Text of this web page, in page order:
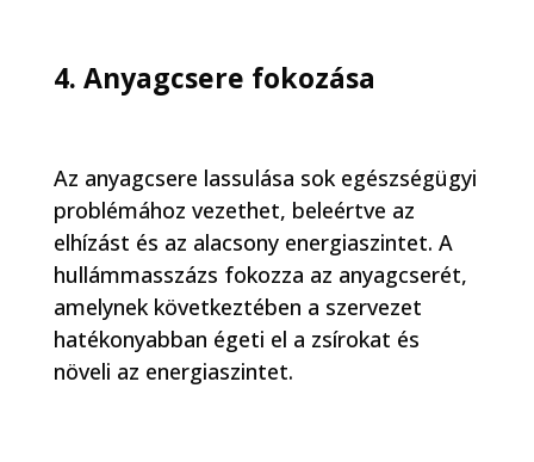
4. Anyagcsere fokozása
Az anyagcsere lassulása sok egészségügyi
problémához vezethet, beleértve az
elhízást és az alacsony energiaszintet. A
hullámmasszázs fokozza az anyagcserét,
amelynek következtében a szervezet
hatékonyabban égeti el a zsírokat és
növeli az energiaszintet.